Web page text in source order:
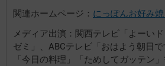
関連ホームページ： にっぽんお好み
メディア出演：関西テレビ「よーい
ゼミ」、ABCテレビ「おはよう朝日
「今日の料理」「ためしてガッテン